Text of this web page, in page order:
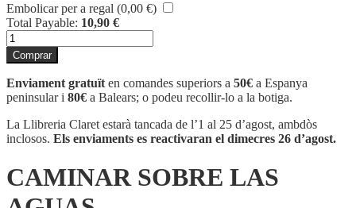
Embolicar per a regal (0,00 €)
Total Payable: 10,90 €
quantitat
de
CAMINAR
SOBRE
LAS
AGUAS
Comprar
Enviament gratuït en comandes superiors a 50€ a Espanya
peninsular i 80€ a Balears; o podeu recollir-lo a la botiga.
La Llibreria Claret estarà tancada de l’1 al 25 d’agost, ambdòs
inclosos. Els enviaments es reactivaran el dimecres 26 d’agost.
CAMINAR SOBRE LAS